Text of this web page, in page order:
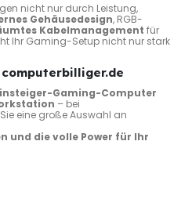
nicht nur durch Leistung,
Gehäusedesign, RGB-
Kabelmanagement für
Ihr Gaming-Setup nicht nur stark
Gaming-Computer
– bei
eine große Auswahl an
und die volle Power für Ihr